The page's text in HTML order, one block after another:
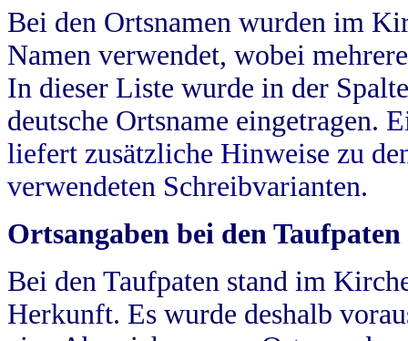
Bei den Ortsnamen wurden im
Namen verwendet, wobei
In dieser Liste wurde in der
deutsche Ortsname eingetragen.
liefert zusätzliche Hinweise zu
verwendeten Schreibvarianten.
Ortsangaben bei den Taufpaten
Bei den Taufpaten stand im
Herkunft. Es wurde deshalb